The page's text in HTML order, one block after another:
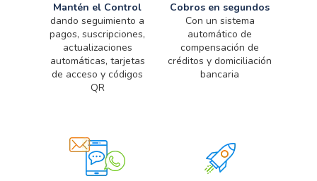
Mantén el Control
dando seguimiento a
pagos, suscripciones,
actualizaciones
automáticas, tarjetas
de acceso y códigos
QR
Cobros en segundos
Con un sistema
automático de
compensación de
créditos y domiciliación
bancaria